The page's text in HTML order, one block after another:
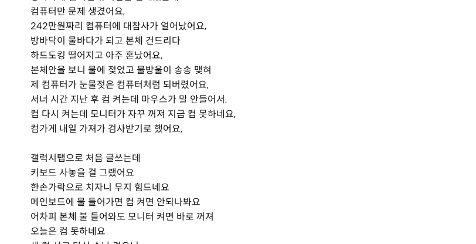
컴퓨터만 문제 생겼어요,
242만원짜리 켬퓨터에 대참사가 얼어났어요,
방바닥이 물바다가 되고 본체 건드리다
하드도킹 떨어지고 아주 혼났어요,
본체안을 보니 물에 젖었고 물방울이 송송 맺혀
제 컴퓨터가 눈물젖은 컴퓨터처럼 되버렸어요,
서너 시간 지난 후 컴 켜는데 마우스가 말 안들어서.
컴 다시 켜는데 모니터가 자꾸 꺼져 지금 컴 못하네요,
컴가게 내일 가져가 검사받기로 했어요,
갤럭시탭으로 처음 글쓰는데
키보드 사놓을 걸 그랬어요
한손가락으로 치자니 무지 힘드네요
메인보드에 물 들어가면 컴 켜면 안되나봐요
어차피 본체 불 들어와도 모니터 켜면 바로 꺼져
오늘은 컴 못하네요